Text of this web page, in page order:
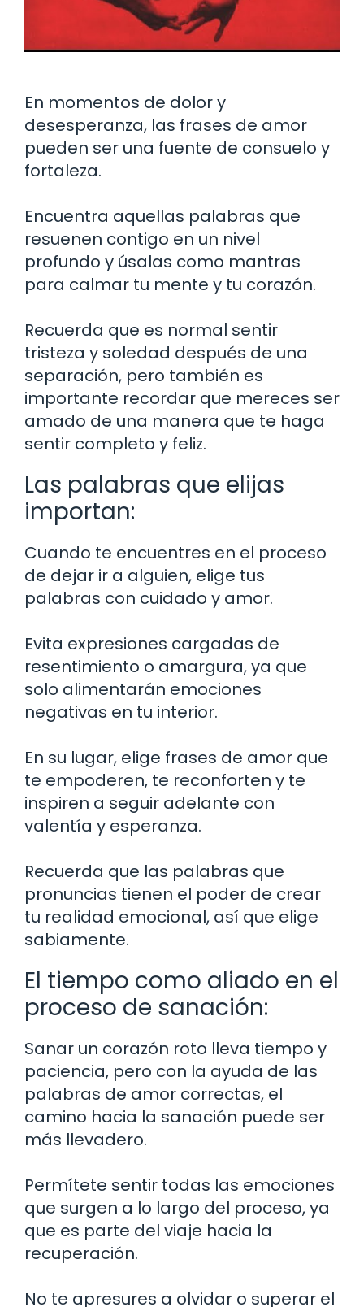
En momentos de dolor y
desesperanza, las frases de amor
pueden ser una fuente de consuelo y
fortaleza.
Encuentra aquellas palabras que
resuenen contigo en un nivel
profundo y úsalas como mantras
para calmar tu mente y tu corazón.
Recuerda que es normal sentir
tristeza y soledad después de una
separación, pero también es
importante recordar que mereces ser
amado de una manera que te haga
sentir completo y feliz.
Las palabras que elijas
importan:
Cuando te encuentres en el proceso
de dejar ir a alguien, elige tus
palabras con cuidado y amor.
Evita expresiones cargadas de
resentimiento o amargura, ya que
solo alimentarán emociones
negativas en tu interior.
En su lugar, elige frases de amor que
te empoderen, te reconforten y te
inspiren a seguir adelante con
valentía y esperanza.
Recuerda que las palabras que
pronuncias tienen el poder de crear
tu realidad emocional, así que elige
sabiamente.
El tiempo como aliado en el
proceso de sanación:
Sanar un corazón roto lleva tiempo y
paciencia, pero con la ayuda de las
palabras de amor correctas, el
camino hacia la sanación puede ser
más llevadero.
Permítete sentir todas las emociones
que surgen a lo largo del proceso, ya
que es parte del viaje hacia la
recuperación.
No te apresures a olvidar o superar el